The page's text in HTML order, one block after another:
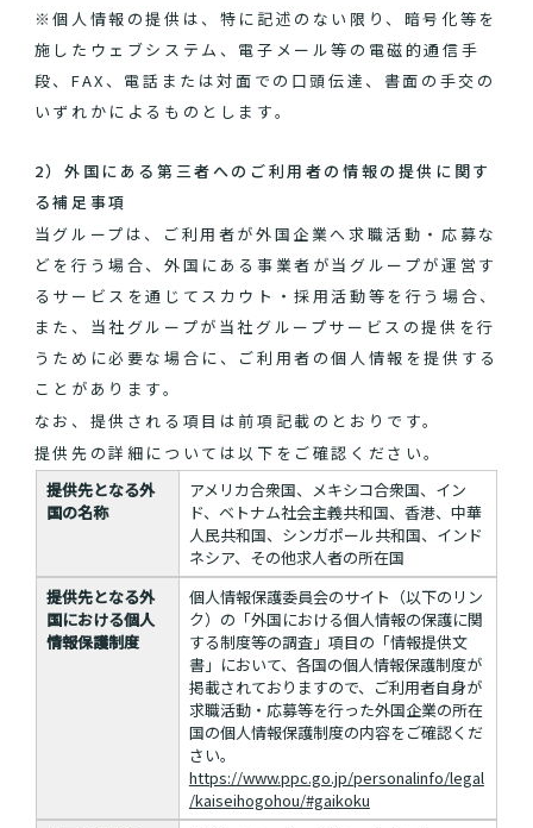
※個人情報の提供は、特に記述のない限り、暗号化等を
施したウェブシステム、電子メール等の電磁的通信手
段、FAX、電話または対面での口頭伝達、書面の手交の
いずれかによるものとします。
2）外国にある第三者へのご利用者の情報の提供に関す
る補足事項
当グループは、ご利用者が外国企業へ求職活動・応募な
どを行う場合、外国にある事業者が当グループが運営す
るサービスを通じてスカウト・採用活動等を行う場合、
また、当社グループが当社グループサービスの提供を行
うために必要な場合に、ご利用者の個人情報を提供する
ことがあります。
なお、提供される項目は前項記載のとおりです。
提供先の詳細については以下をご確認ください。
提供先となる外
国の名称
アメリカ合衆国、メキシコ合衆国、イン
ド、ベトナム社会主義共和国、香港、中華
人民共和国、シンガポール共和国、インド
ネシア、その他求人者の所在国
提供先となる外
国における個人
情報保護制度
個人情報保護委員会のサイト（以下のリン
ク）の「外国における個人情報の保護に関
する制度等の調査」項目の「情報提供文
書」において、各国の個人情報保護制度が
掲載されておりますので、ご利用者自身が
求職活動・応募等を行った外国企業の所在
国の個人情報保護制度の内容をご確認くだ
さい。
https://www.ppc.go.jp/personalinfo/legal
/kaiseihogohou/#gaikoku